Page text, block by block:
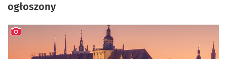
ogłoszony